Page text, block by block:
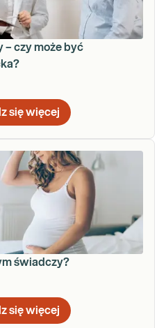
– czy może być
się więcej
świadczy?
się więcej